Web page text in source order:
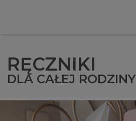
RĘCZNIKI
DLA CAŁEJ RODZINY